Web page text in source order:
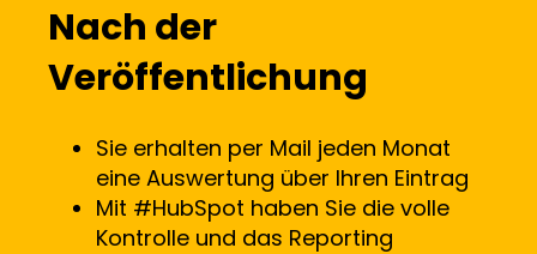
Nach der
Veröffentlichung
Sie erhalten per Mail jeden Monat
eine Auswertung über Ihren Eintrag
Mit #HubSpot haben Sie die volle
Kontrolle und das Reporting